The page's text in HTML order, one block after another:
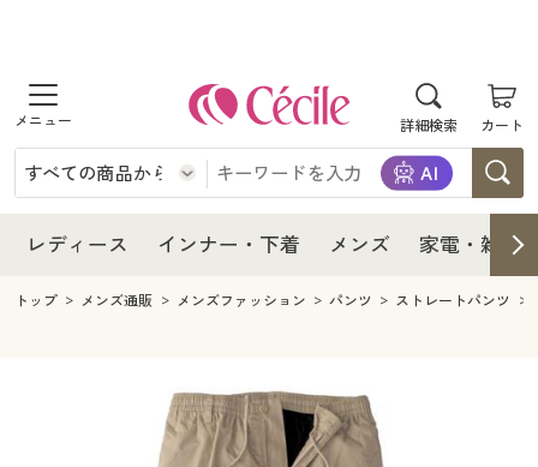
詳細検索 カート
商品を探す
レディース
レディースファッション
インナー・下着
インナー・下着通販すべて
メンズ
メンズファッション
家電・雑貨すべて
寝具・インテリア・家具
レディース インナー・下着 メンズ 家電・雑貨
レディース
レディース通販すべて
レディースファッション
インナー・下着
インナー・下着通販すべて
ジュニア・ティーンズ下着
メンズ
寝具・インテリア・家具通販すべて
トップ メンズ通販 メンズファッション パンツ ストレートパンツ